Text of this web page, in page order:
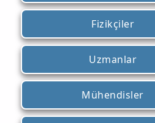
Fizikçiler
Uzmanlar
Mühendisler